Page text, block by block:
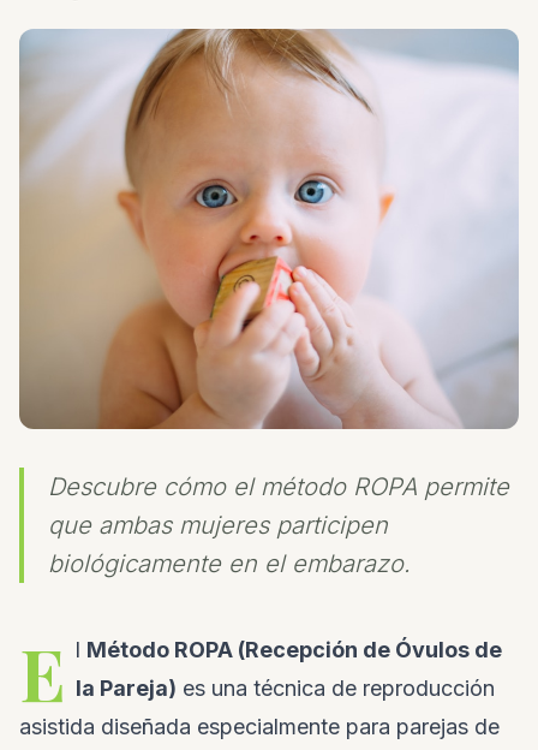
Descubre cómo el método ROPA permite
que ambas mujeres participen
biológicamente en el embarazo.
E l Método ROPA (Recepción de Óvulos de
la Pareja) es una técnica de reproducción
asistida diseñada especialmente para parejas de